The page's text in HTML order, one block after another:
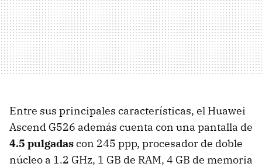
Entre sus principales características, el Huawei
Ascend G526 además cuenta con una pantalla de
4.5 pulgadascon 245 ppp, procesador de doble
núcleo a 1.2 GHz, 1 GB de RAM, 4 GB de memoria